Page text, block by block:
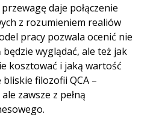
daje połączenie
z rozumieniem realiów
pracy pozwala ocenić nie
wyglądać, ale też jak
kosztować i jaką wartość
filozofii QCA –
zawsze z pełną